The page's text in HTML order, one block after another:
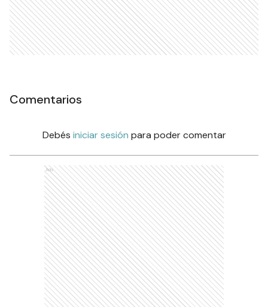
Comentarios
Debés iniciar sesión para poder comentar
Ads